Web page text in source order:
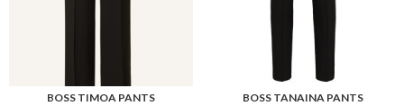
BOSS TIMOA PANTS BOSS TANAINA PANTS